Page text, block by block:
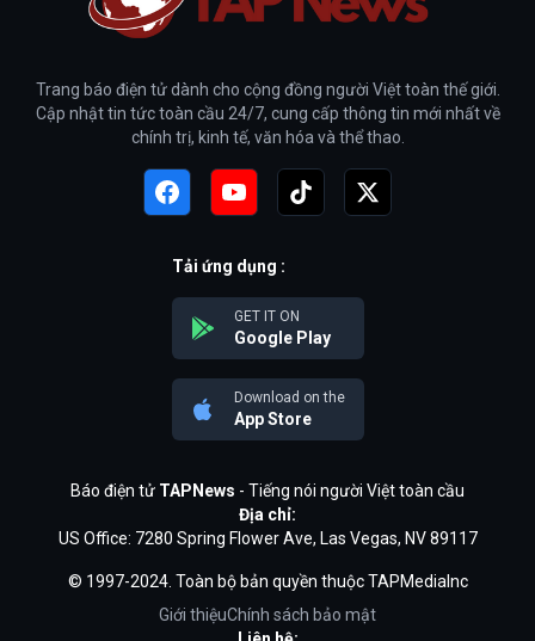
Trang báo điện tử dành cho cộng đồng người Việt toàn thế giới.
Cập nhật tin tức toàn cầu 24/7, cung cấp thông tin mới nhất về
chính trị, kinh tế, văn hóa và thể thao.
Tải ứng dụng :
GET IT ON
Google Play
Download on the
App Store
Báo điện tử TAPNews - Tiếng nói người Việt toàn cầu
Địa chỉ:
US Office: 7280 Spring Flower Ave, Las Vegas, NV 89117
© 1997-2024. Toàn bộ bản quyền thuộc TAPMediaInc
Giới thiệuChính sách bảo mật